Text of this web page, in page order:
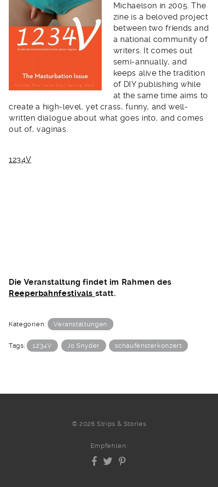
Michaelson in 2005. The
zine is a beloved project
between two friends and
a national community of
writers. It comes out
semi-annually, and
keeps alive the tradition
of DIY publishing while
at the same time aims to
create a high-level, yet crass, funny, and well-
written dialogue about what goes into, and comes
out of, vaginas.
1234V
Die Veranstaltung findet im Rahmen des
Reeperbahnfestivals statt.
Kategorien: Veranstaltungen
Tags: 1234V Jo Snyder schaufensterkonzert
© 2026 Strips & Stories
Empfehlen: